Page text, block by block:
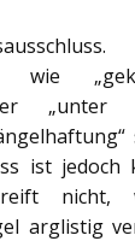
wie
„unter
ist jedoch
nicht,
arglistig